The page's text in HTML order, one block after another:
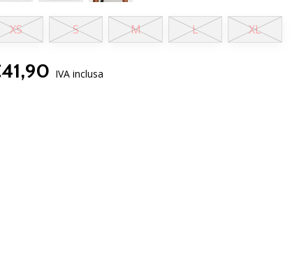
XS S M L XL
IVA inclusa